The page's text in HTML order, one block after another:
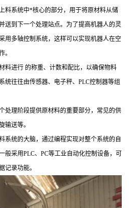
料系统中*核心的部分，用于将原材料从储
送到下一个处理站点。为了提高机器人的灵
用多轴控制系统，这样可以实现机器人在空
。
料进行 的称重、计数和配比，以确保物料
统往往由传感器、电子秤、PLC控制器等组
处理阶段提供原材料的重要部分，常见的供
输送等。
系统的大脑，通过编程实现对整个系统的自
般采用PLC、PC等工业自动化控制设备，可
记录功能。